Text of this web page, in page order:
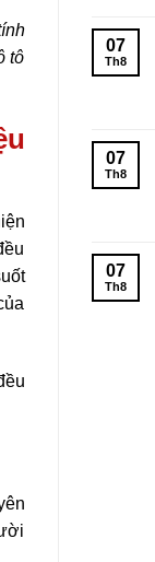
07
Th8
07
Th8
07
Th8
tô